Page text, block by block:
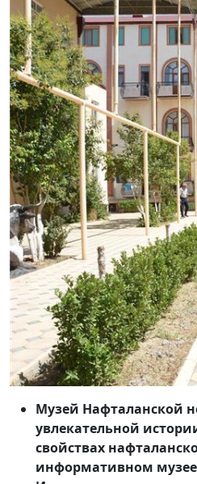
Музей Нафталанской
увлекательной
свойствах
информативном